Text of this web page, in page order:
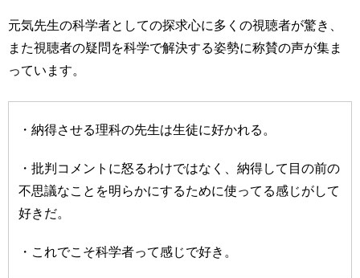
元気先生の科学者としての探求心に多くの視聴者が驚き、
また視聴者の疑問を科学で解決する姿勢に称賛の声が集ま
っています。
・納得させる理科の先生は生徒に好かれる。
・批判コメントに怒るわけではなく、納得して目の前の
不思議なことを明らかにするために使ってる感じがして
好きだ。
・これでこそ科学者って感じで好き。